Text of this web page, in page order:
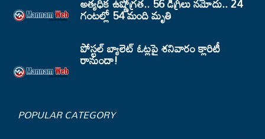
గంటల్లో 54 మంది మృతి
పోస్టల్ బ్యాలెట్ ఓట్లపై శనివారం క్లారిటీ
రానుందా!
POPULAR CATEGORY